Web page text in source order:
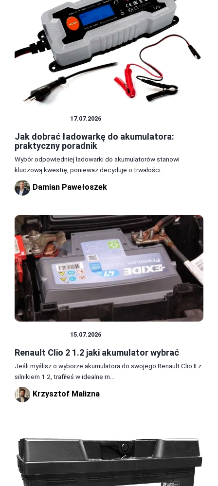
17.07.2026
Jak dobrać ładowarkę do akumulatora:
praktyczny poradnik
Wybór odpowiedniej ładowarki do akumulatorów stanowi
kluczową kwestię, ponieważ decyduje o trwałości...
Damian Pawełoszek
15.07.2026
Renault Clio 2 1.2 jaki akumulator wybrać
Jeśli myślisz o wyborze akumulatora do swojego Renault Clio II z
silnikiem 1.2, trafiłeś w idealne m...
Krzysztof Malizna